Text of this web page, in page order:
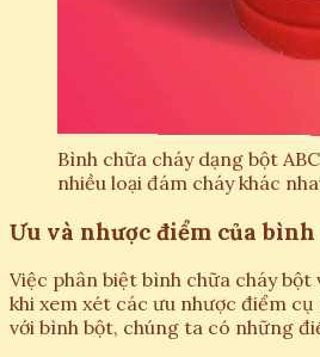
Bình chữa cháy dạng bột
nhiều loại đám cháy khác
Ưu và nhược điểm của
Việc phân biệt bình chữa cháy
khi xem xét các ưu nhược điểm
với bình bột, chúng ta có những